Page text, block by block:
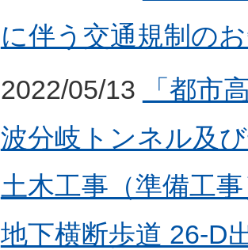
に伴う交通規制の
2022/05/13
「都市
波分岐トンネル及
土木工事（準備工
地下横断歩道 26-D